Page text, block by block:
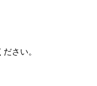
さい。